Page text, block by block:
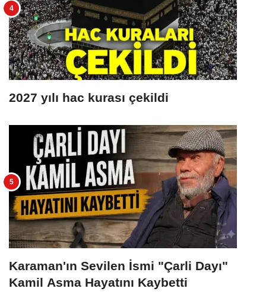
2027 yılı hac kurası çekildi
Karaman'ın Sevilen İsmi "Çarli Dayı"
Kamil Asma Hayatını Kaybetti